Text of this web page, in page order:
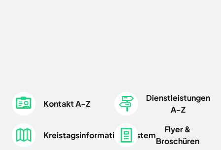
Kontakt A-Z
Dienstleistungen
A-Z
Kreistagsinformationssystem
Flyer &
Broschüren